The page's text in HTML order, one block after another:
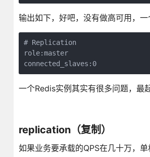
输出如下，好吧，没有做高可用，一
# Replication
role:master
connected_slaves:0
一个Redis实例其实有很多问题，最
replication（复制）
如果业务要承载的QPS在几十万，